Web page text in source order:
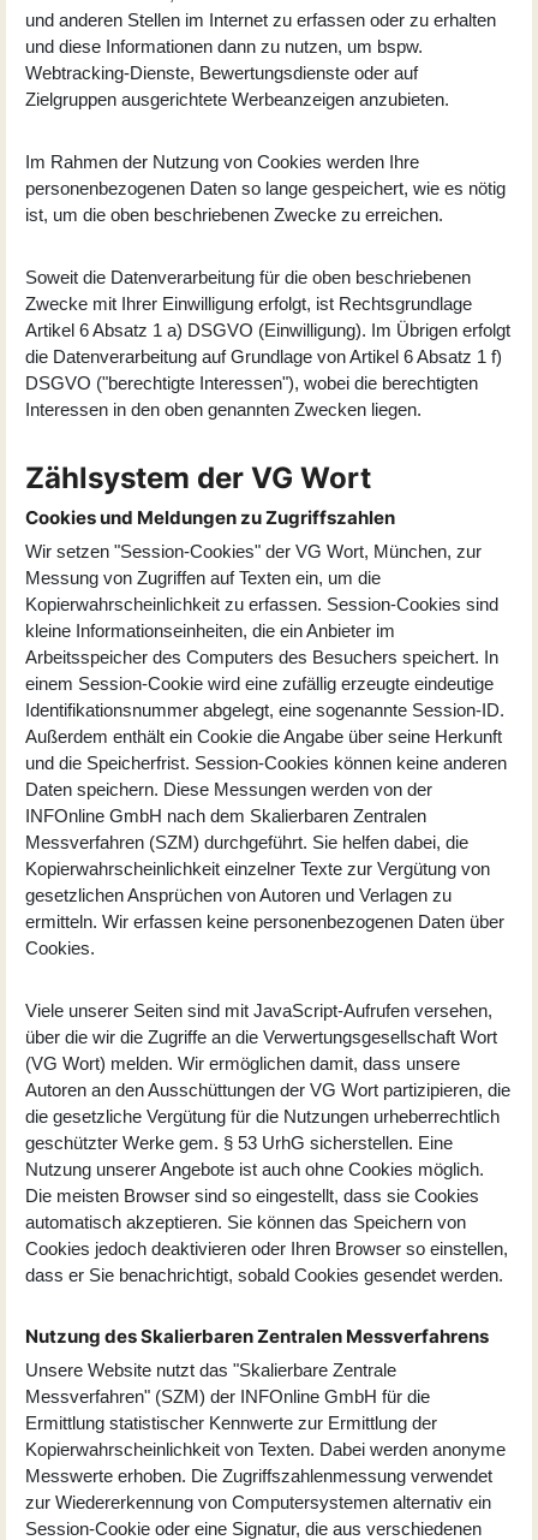
und anderen Stellen im Internet zu erfassen oder zu erhalten
und diese Informationen dann zu nutzen, um bspw.
Webtracking-Dienste, Bewertungsdienste oder auf
Zielgruppen ausgerichtete Werbeanzeigen anzubieten.
Im Rahmen der Nutzung von Cookies werden Ihre
personenbezogenen Daten so lange gespeichert, wie es nötig
ist, um die oben beschriebenen Zwecke zu erreichen.
Soweit die Datenverarbeitung für die oben beschriebenen
Zwecke mit Ihrer Einwilligung erfolgt, ist Rechtsgrundlage
Artikel 6 Absatz 1 a) DSGVO (Einwilligung). Im Übrigen erfolgt
die Datenverarbeitung auf Grundlage von Artikel 6 Absatz 1 f)
DSGVO ("berechtigte Interessen"), wobei die berechtigten
Interessen in den oben genannten Zwecken liegen.
Zählsystem der VG Wort
Cookies und Meldungen zu Zugriffszahlen
Wir setzen "Session-Cookies" der VG Wort, München, zur
Messung von Zugriffen auf Texten ein, um die
Kopierwahrscheinlichkeit zu erfassen. Session-Cookies sind
kleine Informationseinheiten, die ein Anbieter im
Arbeitsspeicher des Computers des Besuchers speichert. In
einem Session-Cookie wird eine zufällig erzeugte eindeutige
Identifikationsnummer abgelegt, eine sogenannte Session-ID.
Außerdem enthält ein Cookie die Angabe über seine Herkunft
und die Speicherfrist. Session-Cookies können keine anderen
Daten speichern. Diese Messungen werden von der
INFOnline GmbH nach dem Skalierbaren Zentralen
Messverfahren (SZM) durchgeführt. Sie helfen dabei, die
Kopierwahrscheinlichkeit einzelner Texte zur Vergütung von
gesetzlichen Ansprüchen von Autoren und Verlagen zu
ermitteln. Wir erfassen keine personenbezogenen Daten über
Cookies.
Viele unserer Seiten sind mit JavaScript-Aufrufen versehen,
über die wir die Zugriffe an die Verwertungsgesellschaft Wort
(VG Wort) melden. Wir ermöglichen damit, dass unsere
Autoren an den Ausschüttungen der VG Wort partizipieren, die
die gesetzliche Vergütung für die Nutzungen urheberrechtlich
geschützter Werke gem. § 53 UrhG sicherstellen. Eine
Nutzung unserer Angebote ist auch ohne Cookies möglich.
Die meisten Browser sind so eingestellt, dass sie Cookies
automatisch akzeptieren. Sie können das Speichern von
Cookies jedoch deaktivieren oder Ihren Browser so einstellen,
dass er Sie benachrichtigt, sobald Cookies gesendet werden.
Nutzung des Skalierbaren Zentralen Messverfahrens
Unsere Website nutzt das "Skalierbare Zentrale
Messverfahren" (SZM) der INFOnline GmbH für die
Ermittlung statistischer Kennwerte zur Ermittlung der
Kopierwahrscheinlichkeit von Texten. Dabei werden anonyme
Messwerte erhoben. Die Zugriffszahlenmessung verwendet
zur Wiedererkennung von Computersystemen alternativ ein
Session-Cookie oder eine Signatur, die aus verschiedenen